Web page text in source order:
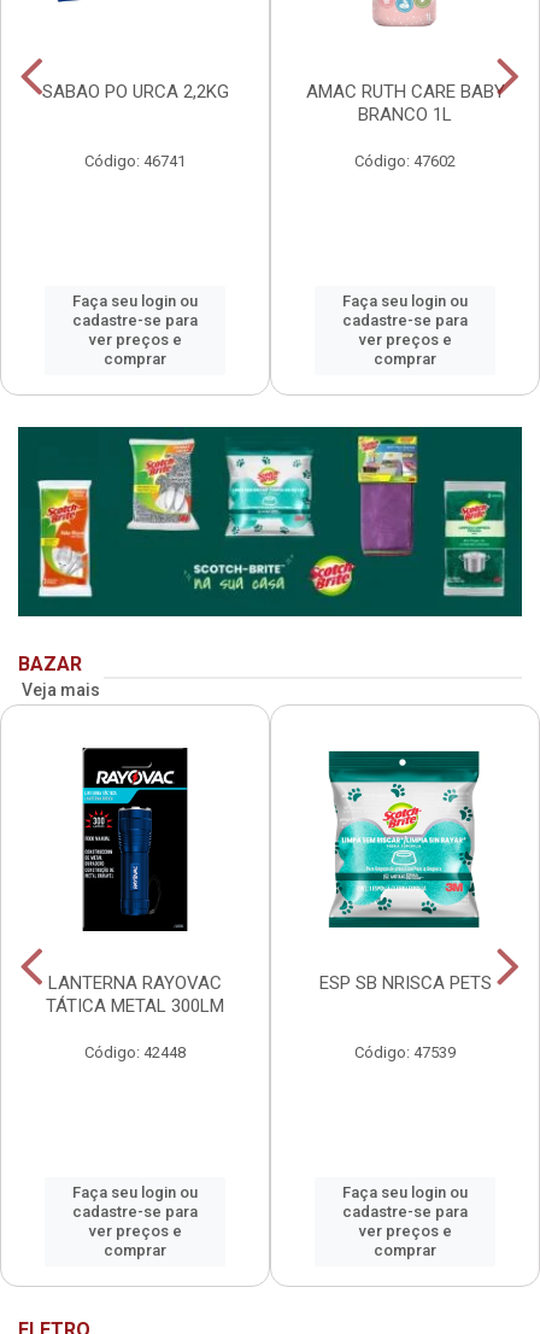
SABAO PO URCA 2,2KG
Código: 46741
Faça seu login ou
cadastre-se para
ver preços e
comprar
AMAC RUTH CARE BABY
BRANCO 1L
Código: 47602
Faça seu login ou
cadastre-se para
ver preços e
comprar
BAZAR
Veja mais
LANTERNA RAYOVAC
TÁTICA METAL 300LM
Código: 42448
Faça seu login ou
cadastre-se para
ver preços e
comprar
ESP SB NRISCA PETS
Código: 47539
Faça seu login ou
cadastre-se para
ver preços e
comprar
ELETRO